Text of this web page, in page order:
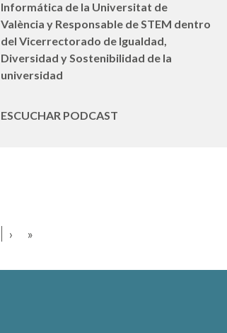
Informática de la Universitat de
València y Responsable de STEM dentro
del Vicerrectorado de Igualdad,
Diversidad y Sostenibilidad de la
universidad
ESCUCHAR PODCAST
› »